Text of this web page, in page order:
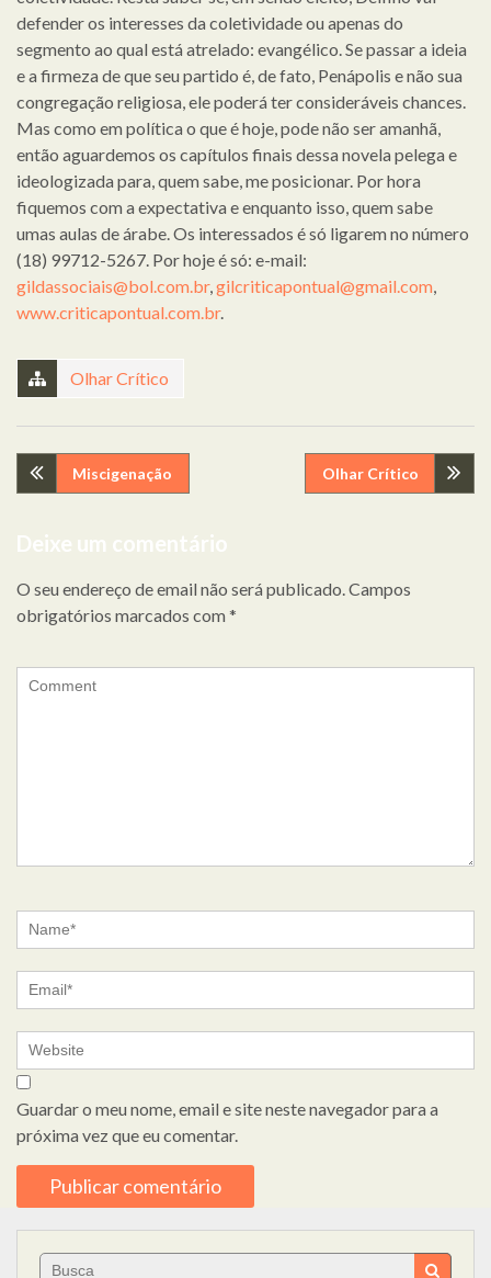
defender os interesses da coletividade ou apenas do
segmento ao qual está atrelado: evangélico. Se passar a ideia
e a firmeza de que seu partido é, de fato, Penápolis e não sua
congregação religiosa, ele poderá ter consideráveis chances.
Mas como em política o que é hoje, pode não ser amanhã,
então aguardemos os capítulos finais dessa novela pelega e
ideologizada para, quem sabe, me posicionar. Por hora
fiquemos com a expectativa e enquanto isso, quem sabe
umas aulas de árabe. Os interessados é só ligarem no número
(18) 99712-5267. Por hoje é só: e-mail:
gildassociais@bol.com.br, gilcriticapontual@gmail.com
www.criticapontual.com.br.
Olhar Crítico
Navegação
de
artigos
Miscigenação Olhar Crítico
Deixe um comentário
O seu endereço de email não será publicado. Campos
obrigatórios marcados com *
Guardar o meu nome, email e site neste navegador para a
próxima vez que eu comentar.
Search